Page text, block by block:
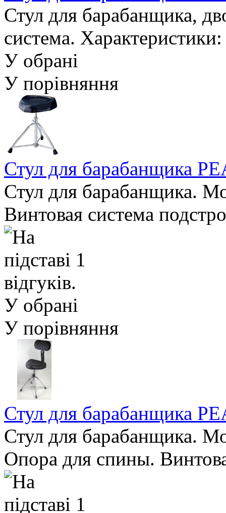
Стул для барабанщика,
система.
У обрані
У порівняння
Стул для барабанщика
Стул для барабанщика.
Винтовая система
У обрані
У порівняння
Стул для барабанщика
Стул для барабанщика.
Опора для спины.